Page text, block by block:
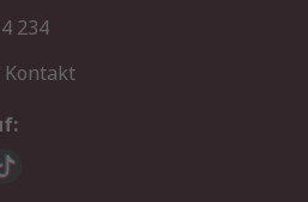
234
Kontakt